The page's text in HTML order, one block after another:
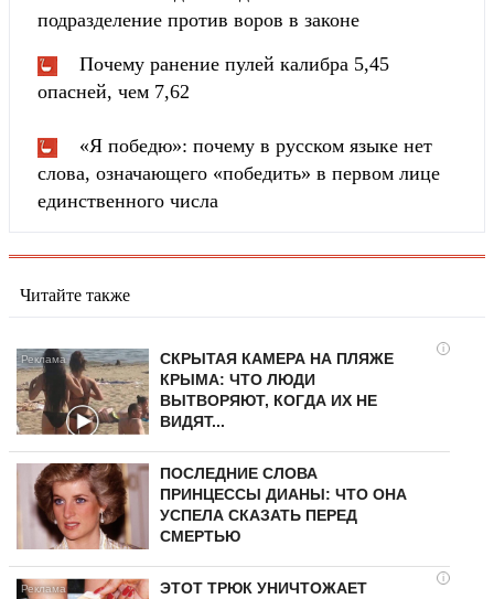
подразделение против воров в законе
Почему ранение пулей калибра 5,45
опасней, чем 7,62
«Я победю»: почему в русском языке нет
слова, означающего «победить» в первом лице
единственного числа
Читайте также
i
СКРЫТАЯ КАМЕРА НА ПЛЯЖЕ
КРЫМА: ЧТО ЛЮДИ
ВЫТВОРЯЮТ, КОГДА ИХ НЕ
ВИДЯТ...
ПОСЛЕДНИЕ СЛОВА
ПРИНЦЕССЫ ДИАНЫ: ЧТО ОНА
УСПЕЛА СКАЗАТЬ ПЕРЕД
СМЕРТЬЮ
i
ЭТОТ ТРЮК УНИЧТОЖАЕТ